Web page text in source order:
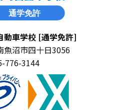
動車学校 [通学免許]
魚沼市四十日3056
776-3144